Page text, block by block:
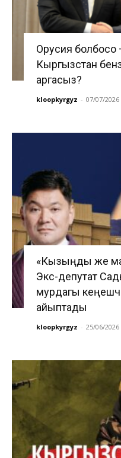
Орусия
Кыргызстан
аргасыз?
kloopkyrgyz - 07/07/2026
«Кызыңды же
Экс-депутат
мурдагы
айыптады
kloopkyrgyz - 25/06/2026